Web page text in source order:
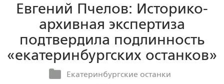
Евгений Пчелов: Историко-
архивная экспертиза
подтвердила подлинность
«екатеринбургских останков»
Екатеринбургские останки